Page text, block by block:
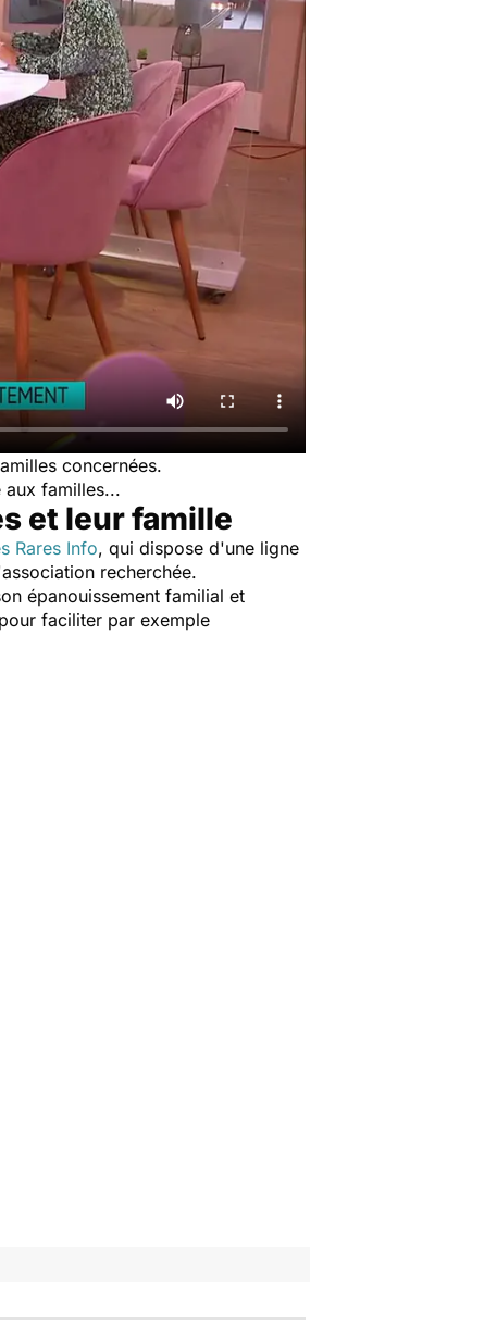
concernées.
aux familles...
et leur famille
Rares Info, qui dispose d'une ligne
recherchée.
épanouissement familial et
faciliter par exemple